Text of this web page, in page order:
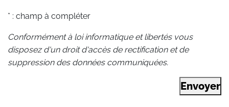
* : champ à compléter
Conformément à loi informatique et libertés vous
disposez d'un droit d'accès de rectification et de
suppression des données communiquées.
Envoyer